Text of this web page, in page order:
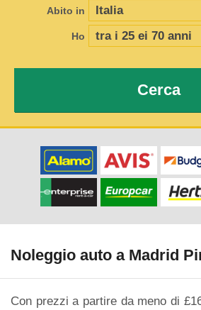
Abito in
Ho
Cerca
Noleggio auto a Madrid
Con prezzi a partire da meno di